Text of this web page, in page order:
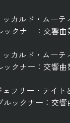
ッカルド・ムーテ
ックナー：交響曲
ッカルド・ムーテ
ックナー：交響曲
ェフリー・テイト
ルックナー：交響